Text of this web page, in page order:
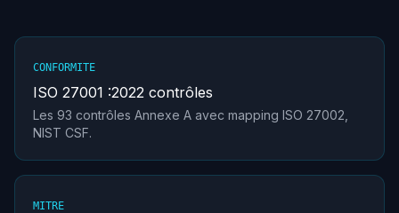
CONFORMITE
ISO 27001 :2022 contrôles
Les 93 contrôles Annexe A avec mapping ISO 27002,
NIST CSF.
MITRE